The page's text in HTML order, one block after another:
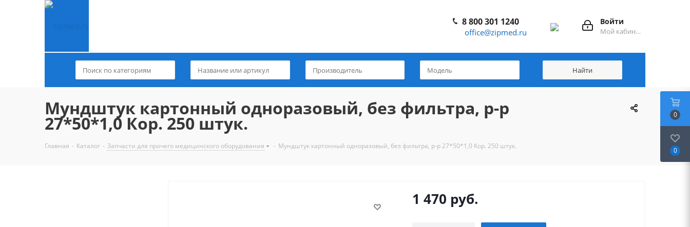
Войти
Мой кабинет
8 800 301 1240
office@zipmed.ru
Мундштук картонный одноразовый, без фильтра, р-р
27*50*1,0 Кор. 250 штук.
Главная - Каталог - Запчасти для прочего медицинского оборудования - Мундштук картонный одноразовый, без фильтра, р-р 27*50*1,0 Кор. 250 штук.
1 470 руб.
0
0